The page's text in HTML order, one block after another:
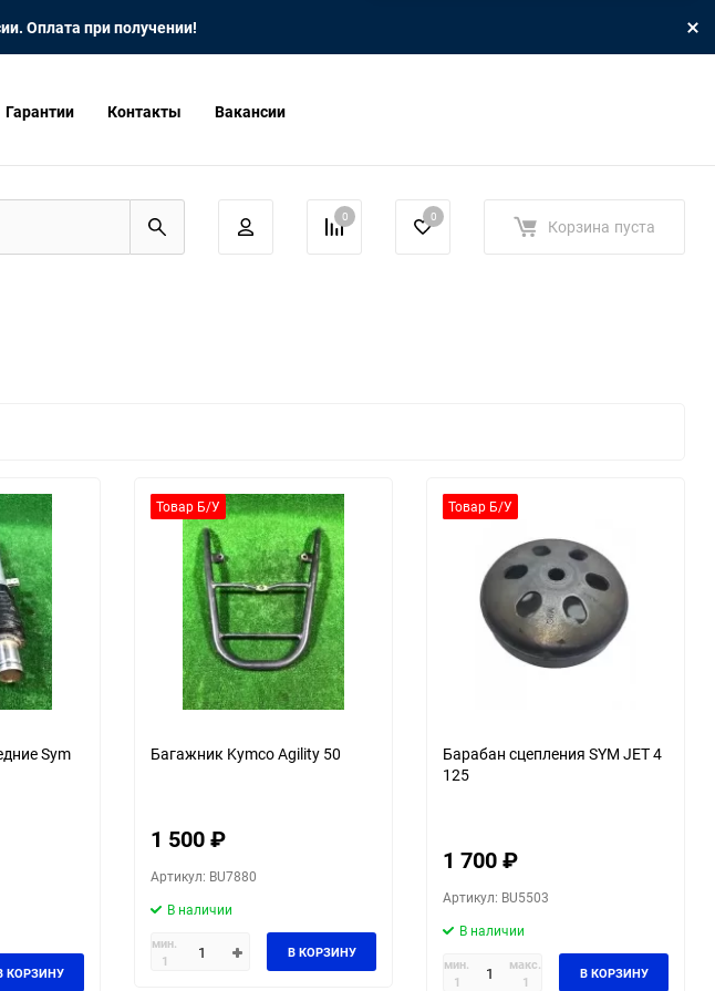
Оплата при получении!
Гарантии Контакты Вакансии
0 0 Корзина пуста
Sym
КОРЗИНУ
Товар Б/У
Багажник Kymco Agility 50
1 500₽
Артикул: BU7880
В наличии
мин.
1
В КОРЗИНУ
Товар Б/У
Барабан сцепления SYM JET 4
125
1 700₽
Артикул: BU5503
В наличии
мин.
1
макс.
1
В КОРЗИНУ